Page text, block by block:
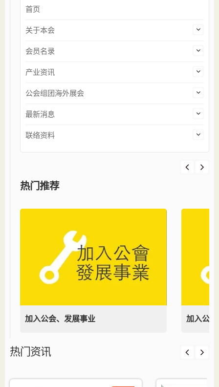
首页
关于本会
会员名录
产业资讯
公会组团海外展会
最新消息
联络资料
热门推荐
加入公会、发展事业 加入公
热门资讯